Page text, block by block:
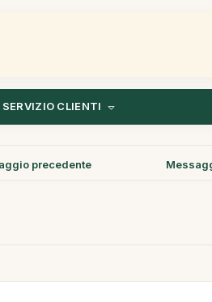
SERVIZIO CLIENTI
precedente